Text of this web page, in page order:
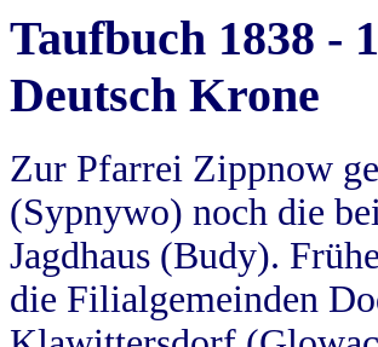
Taufbuch 1838 -
Deutsch Krone
Zur Pfarrei Zippnow
(Sypnywo) noch die
Jagdhaus (Budy).
die Filialgemeinden